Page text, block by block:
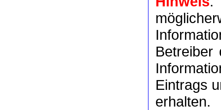
Eintrags
erhalten.